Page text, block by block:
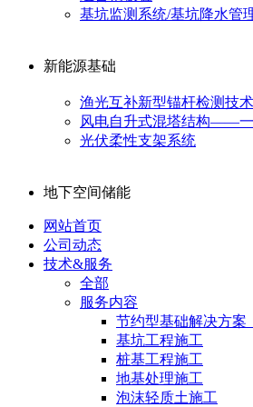
基坑监测系统/基坑降水管
新能源基础
渔光互补新型锚杆检测技术
风电自升式混塔结构——
光伏柔性支架系统
地下空间储能
网站首页
公司动态
技术&服务
全部
服务内容
节约型基础解决方案
基坑工程施工
桩基工程施工
地基处理施工
泡沫轻质土施工